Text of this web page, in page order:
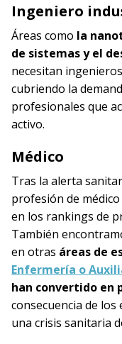
Ingeniero
Áreas como la
de sistemas y el
necesitan
cubriendo la
profesionales que
activo.
Médico
Tras la alerta
profesión de
en los rankings de
También
en otras áreas de
Enfermería o
han convertido en
consecuencia de
una crisis sanitaria